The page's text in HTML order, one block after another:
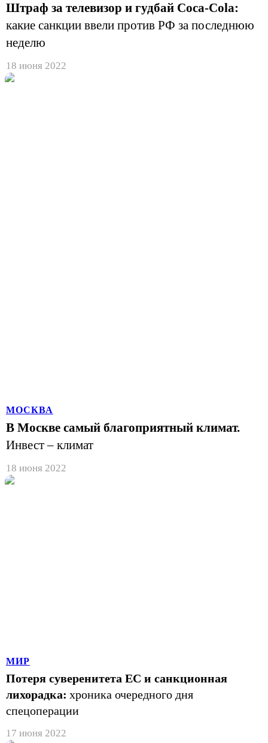
Штраф за телевизор и гудбай Coca-Cola:
какие санкции ввели против РФ за последнюю
неделю
18 июня 2022
МОСКВА
В Москве самый благоприятный климат.
Инвест – климат
18 июня 2022
МИР
Потеря суверенитета ЕС и санкционная
лихорадка: хроника очередного дня
спецоперации
17 июня 2022